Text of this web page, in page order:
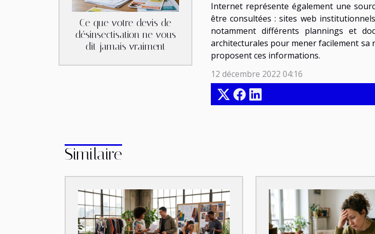
Ce que votre devis de
désinsectisation ne vous
dit jamais vraiment
Internet représente également une
être consultées : sites web
notamment différents plannings et
architecturales pour mener facilement sa
proposent ces informations.
12 décembre 2022 04:16
Similaire